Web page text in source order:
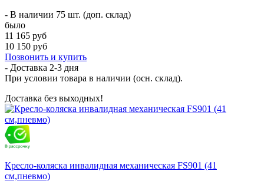
- В наличии 75 шт. (доп. склад)
было
11 165 руб
10 150 руб
Позвонить и купить
- Доставка 2-3 дня
При условии товара в наличии (осн. склад).
Доставка без выходных!
Кресло-коляска инвалидная механическая FS901 (41
см,пневмо)